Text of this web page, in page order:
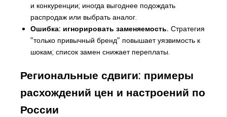
и конкуренции; иногда выгоднее подождать
распродаж или выбрать аналог.
Ошибка: игнорировать заменяемость. Стратегия
"только привычный бренд" повышает уязвимость к
шокам; список замен снижает переплаты.
Региональные сдвиги: примеры
расхождений цен и настроений по
России